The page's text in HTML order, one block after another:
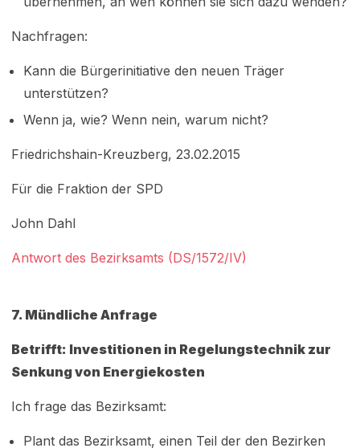
Nachfragen:
Kann die Bürgerinitiative den neuen Träger
unterstützen?
Wenn ja, wie? Wenn nein, warum nicht?
Friedrichshain-Kreuzberg, 23.02.2015
Für die Fraktion der SPD
John Dahl
Antwort des Bezirksamts (DS/1572/IV)
7. Mündliche Anfrage
Betrifft: Investitionen in Regelungstechnik zur
Senkung von Energiekosten
Ich frage das Bezirksamt:
Plant das Bezirksamt, einen Teil der den Bezirken